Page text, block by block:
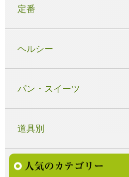
定番
ヘルシー
パン・スイーツ
道具別